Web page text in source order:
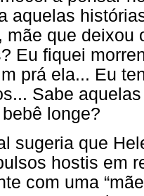
aquelas
mãe que deixou
Eu fiquei
prá ela... Eu
Sabe
longe?
sugeria que
hostis em
com uma